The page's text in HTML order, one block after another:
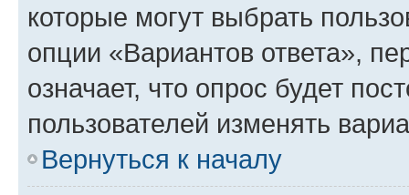
которые могут выбрать
опции «Вариантов ответа»,
означает, что опрос будет
пользователей изменять
Вернуться к началу